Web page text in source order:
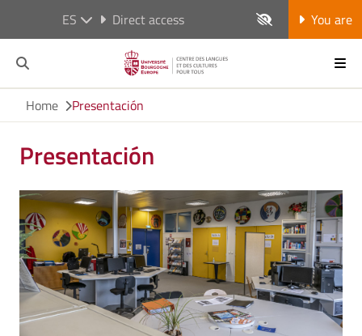
ES Direct access You are
Home Presentación
Presentación